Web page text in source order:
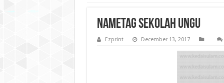
nametag sekolah ungu
Ezprint December 13, 2017